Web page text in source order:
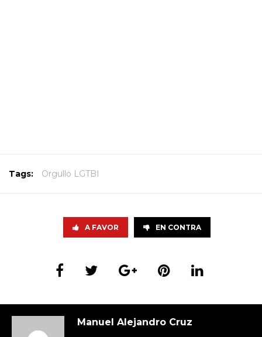
Tags: Orgullo LGTBI
A FAVOR EN CONTRA
Manuel Alejandro Cruz